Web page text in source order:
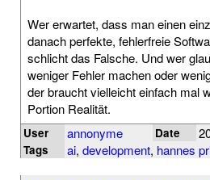
Wer erwartet, dass man einen
danach perfekte, fehlerfreie
schlicht das Falsche. Und wer
weniger Fehler machen oder
der braucht vielleicht einfach mal
Portion Realität.
User annonyme Date
Tags ai, development, hannes